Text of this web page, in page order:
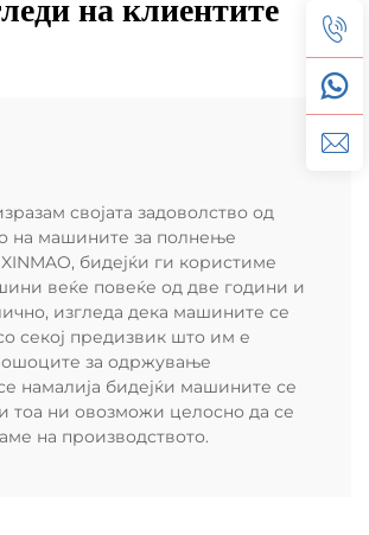
на клиентите
својата задоволство од
на машините за полнење
бидејќи ги користиме
веќе повеќе од две години и
изгледа дека машините се
секој предизвик што им е
за одржување
намалија бидејќи машините се
тоа ни овозможи целосно да се
на производството.